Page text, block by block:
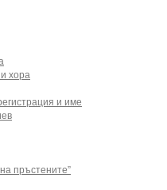
хора
и име
пръстените”